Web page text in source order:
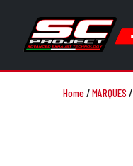
Home/MARQUES /